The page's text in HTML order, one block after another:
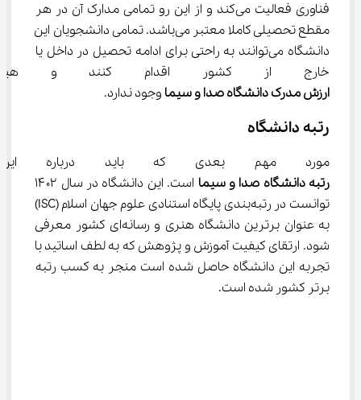
فناوری فعالیت می‌کند و از این رو تمامی مدارک آن در هر
مقطع تحصیلی کاملا معتبر می‌باشد. تمامی دانشجویان این
دانشگاه می‌توانند به راحتی برای ادامه تحصیل در داخل یا
خارج از کشور اقدام کنند و
ارزش مدرک دانشگاه صدا و سیما وجود ندارد.
رتبه دانشگاه
مورد مهم بعدی که باید درباره
رتبه دانشگاه صدا و سیما
توانست در رتبه‌بندی پایگاه استنادی علوم جهان اسلام (ISC)
به عنوان برترین دانشگاه هنری و رسانه‌ای کشور معرفی
شود. ارتقای کیفیت آموزش و پژوهش که به لطف اساتید با
تجربه این دانشگاه حاصل شده است منجر به کسب رتبه
برتر کشور شده است.